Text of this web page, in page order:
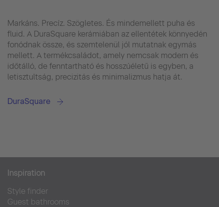
Markáns. Precíz. Szögletes. És mindemellett puha és
fluid. A DuraSquare kerámiában az ellentétek könnyedén
fonódnak össze, és szemtelenül jól mutatnak egymás
mellett. A termékcsaládot, amely nemcsak modern és
időtálló, de fenntartható és hosszúéletű is egyben, a
letisztultság, precizitás és minimalizmus hatja át.
DuraSquare
Inspiration
Style finder
Guest bathrooms